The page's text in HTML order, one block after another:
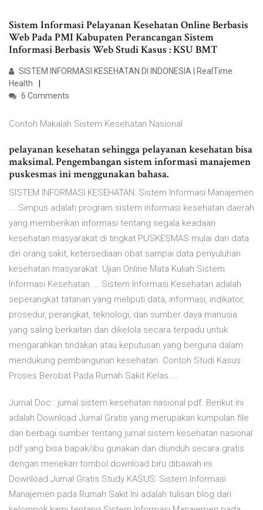
Sistem Informasi Pelayanan Kesehatan Online Berbasis
Web Pada PMI Kabupaten Perancangan Sistem
Informasi Berbasis Web Studi Kasus : KSU BMT
SISTEM INFORMASI KESEHATAN DI INDONESIA | RealTime
Health
6 Comments
Contoh Makalah Sistem Kesehatan Nasional
pelayanan kesehatan sehingga pelayanan kesehatan bisa
maksimal. Pengembangan sistem informasi manajemen
puskesmas ini menggunakan bahasa.
SISTEM INFORMASI KESEHATAN: Sistem Informasi Manajemen
... Simpus adalah program sistem informasi kesehatan daerah
yang memberikan informasi tentang segala keadaan
kesehatan masyarakat di tingkat PUSKESMAS mulai dari data
diri orang sakit, ketersediaan obat sampai data penyuluhan
kesehatan masyarakat. Ujian Online Mata Kuliah Sistem
Informasi Kesehatan ... Sistem Informasi Kesehatan adalah
seperangkat tatanan yang meliputi data, informasi, indikator,
prosedur, perangkat, teknologi, dan sumber daya manusia
yang saling berkaitan dan dikelola secara terpadu untuk
mengarahkan tindakan atau keputusan yang berguna dalam
mendukung pembangunan kesehatan. Contoh Studi Kasus
Proses Berobat Pada Rumah Sakit Kelas ...
Jurnal Doc : jurnal sistem kesehatan nasional pdf. Berikut ini
adalah Download Jurnal Gratis yang merupakan kumpulan file
dari berbagi sumber tentang jurnal sistem kesehatan nasional
pdf yang bisa bapak/ibu gunakan dan diunduh secara gratis
dengan menekan tombol download biru dibawah ini.
Download Jurnal Gratis Study KASUS: Sistem Informasi
Manajemen pada Rumah Sakit Ini adalah tulisan blog dari